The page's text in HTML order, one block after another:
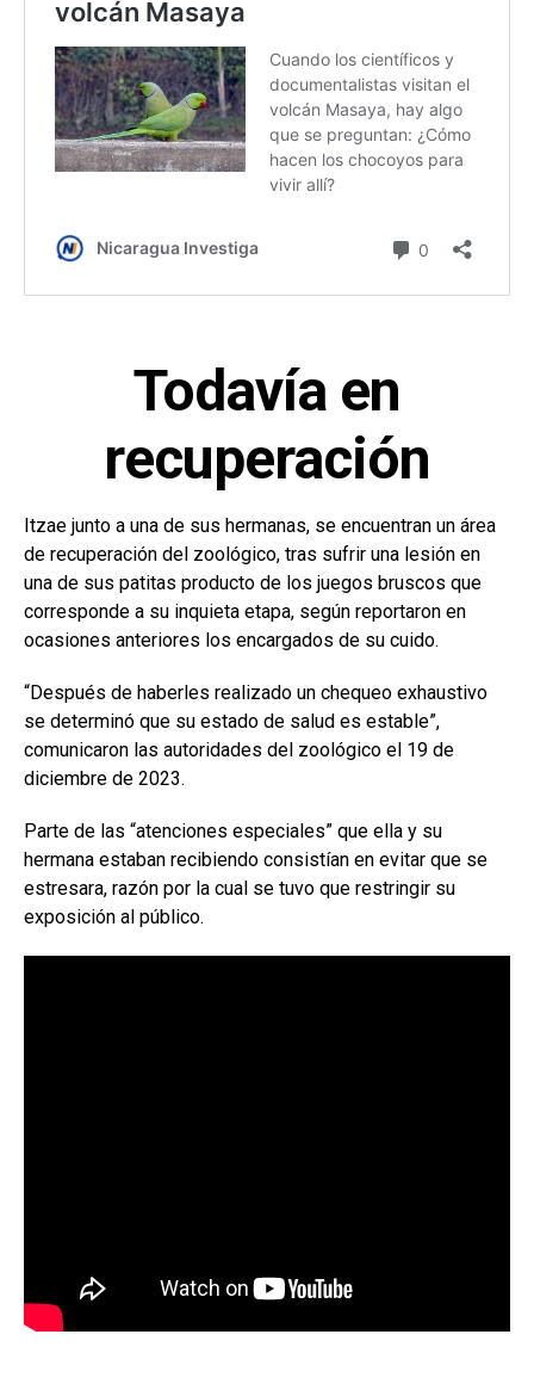
Todavía en
recuperación
Itzae junto a una de sus hermanas, se encuentran un área
de recuperación del zoológico, tras sufrir una lesión en
una de sus patitas producto de los juegos bruscos que
corresponde a su inquieta etapa, según reportaron en
ocasiones anteriores los encargados de su cuido.
“Después de haberles realizado un chequeo exhaustivo
se determinó que su estado de salud es estable”,
comunicaron las autoridades del zoológico el 19 de
diciembre de 2023.
Parte de las “atenciones especiales” que ella y su
hermana estaban recibiendo consistían en evitar que se
estresara, razón por la cual se tuvo que restringir su
exposición al público.